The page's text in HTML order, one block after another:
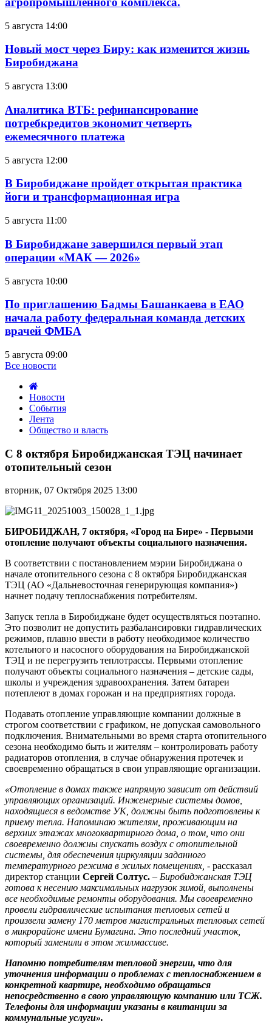
5 августа 14:00
Новый мост через Биру: как изменится жизнь
Биробиджана
5 августа 13:00
Аналитика ВТБ: рефинансирование
потребкредитов экономит четверть
ежемесячного платежа
5 августа 12:00
В Биробиджане пройдет открытая практика
йоги и трансформационная игра
5 августа 11:00
В Биробиджане завершился первый этап
операции «МАК — 2026»
5 августа 10:00
По приглашению Бадмы Башанкаева в ЕАО
начала работу федеральная команда детских
врачей ФМБА
5 августа 09:00
Все новости
Новости
События
Лента
Общество и власть
8
октября
Биробиджанская
начинает
отопительный
сезон
С 8 октября Биробиджанская ТЭЦ начинает
отопительный сезон
вторник, 07 Октября 2025 13:00
БИРОБИДЖАН, 7 октября, «Город на Бире» - Первыми
отопление получают объекты социального назначения.
В соответствии с постановлением мэрии Биробиджана о
начале отопительного сезона с 8 октября Биробиджанская
ТЭЦ (АО «Дальневосточная генерирующая компания»)
начнет подачу теплоснабжения потребителям.
Запуск тепла в Биробиджане будет осуществляться поэтапно.
Это позволит не допустить разбалансировки гидравлических
режимов, плавно ввести в работу необходимое количество
котельного и насосного оборудования на Биробиджанской
ТЭЦ и не перегрузить теплотрассы. Первыми отопление
получают объекты социального назначения – детские сады,
школы и учреждения здравоохранения. Затем батареи
потеплеют в домах горожан и на предприятиях города.
Подавать отопление управляющие компании должные в
строгом соответствии с графиком, не допуская самовольного
подключения. Внимательными во время старта отопительного
сезона необходимо быть и жителям – контролировать работу
радиаторов отопления, в случае обнаружения протечек и
своевременно обращаться в свои управляющие организации.
«Отопление в домах также напрямую зависит от действий
управляющих организаций. Инженерные системы домов,
находящиеся в ведомстве УК, должны быть подготовлены к
приему тепла. Напоминаю жителям, проживающим на
верхних этажах многоквартирного дома, о том, что они
своевременно должны спускать воздух с отопительной
системы, для обеспечения циркуляции заданного
температурного режима в жилых помещениях, - рассказал
директор станции Сергей Солтус. – Биробиджанская ТЭЦ
готова к несению максимальных нагрузок зимой, выполнены
все необходимые ремонты оборудования. Мы своевременно
провели гидравлические испытания тепловых сетей и
произвели замену 170 метров магистральных тепловых сетей
в микрорайоне имени Бумагина. Это последний участок,
который заменили в этом жилмассиве.
Напомню потребителям тепловой энергии, что для
уточнения информации о проблемах с теплоснабжением в
конкретной квартире, необходимо обращаться
непосредственно в свою управляющую компанию или ТСЖ.
Телефоны для информации указаны в квитанции за
коммунальные услуги».